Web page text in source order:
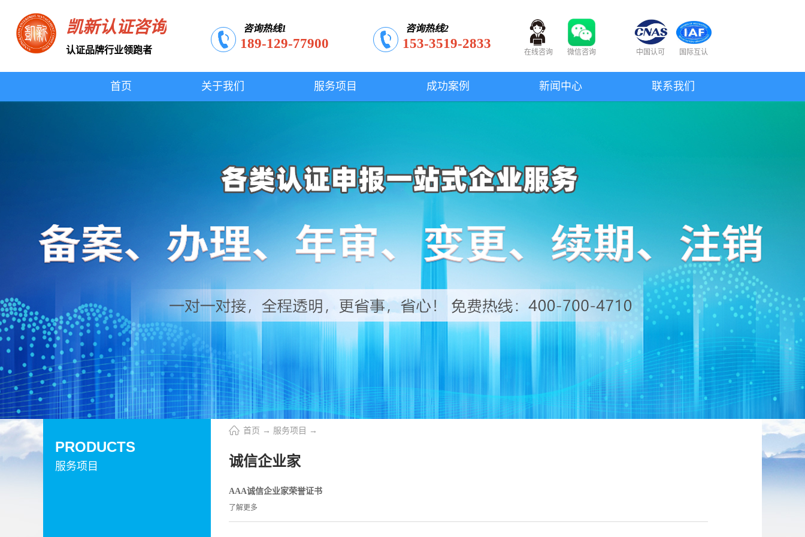
凯新认证咨询
认证品牌行业领跑者
咨询热线1
189-129-77900
咨询热线2
153-3519-2833
在线咨询 微信咨询 中国认可 国际互认
首页 关于我们 服务项目 成功案例 新闻中心 联系我们
服务项目
PRODUCTS
首页 → 服务项目 →
诚信企业家
AAA诚信企业家荣誉证书
了解更多